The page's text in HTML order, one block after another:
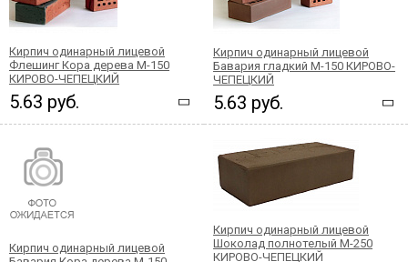
Кирпич одинарный лицевой
Флешинг Кора дерева М-150
КИРОВО-ЧЕПЕЦКИЙ
5.63 руб.
Кирпич одинарный лицевой
Бавария гладкий М-150 КИРОВО-
ЧЕПЕЦКИЙ
5.63 руб.
Кирпич одинарный лицевой
Кирпич одинарный лицевой
Шоколад полнотелый М-250
КИРОВО-ЧЕПЕЦКИЙ